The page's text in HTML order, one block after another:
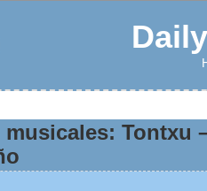
musicales: Tontxu